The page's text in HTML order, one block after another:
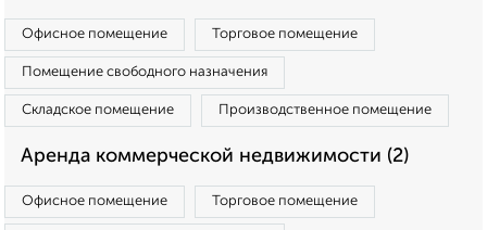
Офисное помещение Торговое помещение
Помещение свободного назначения
Складское помещение Производственное помещение
Аренда коммерческой недвижимости (2)
Офисное помещение Торговое помещение